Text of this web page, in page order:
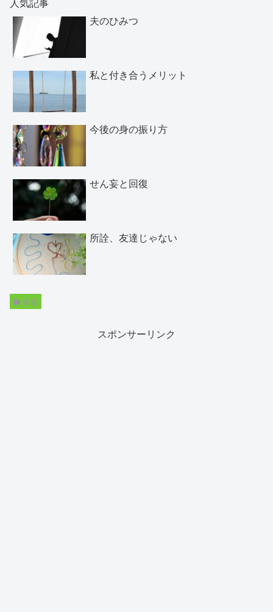
夫のひみつ
私と付き合うメリット
今後の身の振り方
せん妄と回復
所詮、友達じゃない
家族
スポンサーリンク